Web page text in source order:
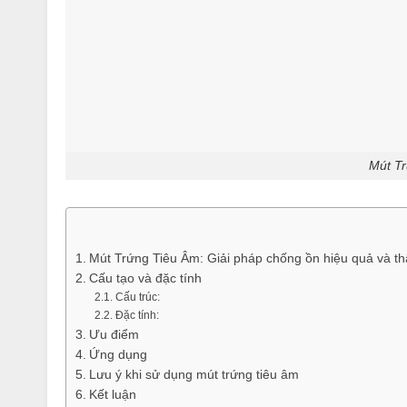
Mút
Mút Trứng Tiêu Âm: Giải pháp chống ồn hiệu quả và
Cấu tạo và đặc tính
Cấu trúc:
Đặc tính:
Ưu điểm
Ứng dụng
Lưu ý khi sử dụng mút trứng tiêu âm
Kết luận